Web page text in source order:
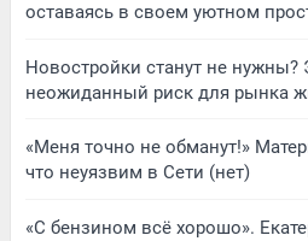
оставаясь в своем уютном
Новостройки станут не нужны?
неожиданный риск для рынка
«Меня точно не обманут!»
что неуязвим в Сети (нет)
«С бензином всё хорошо».